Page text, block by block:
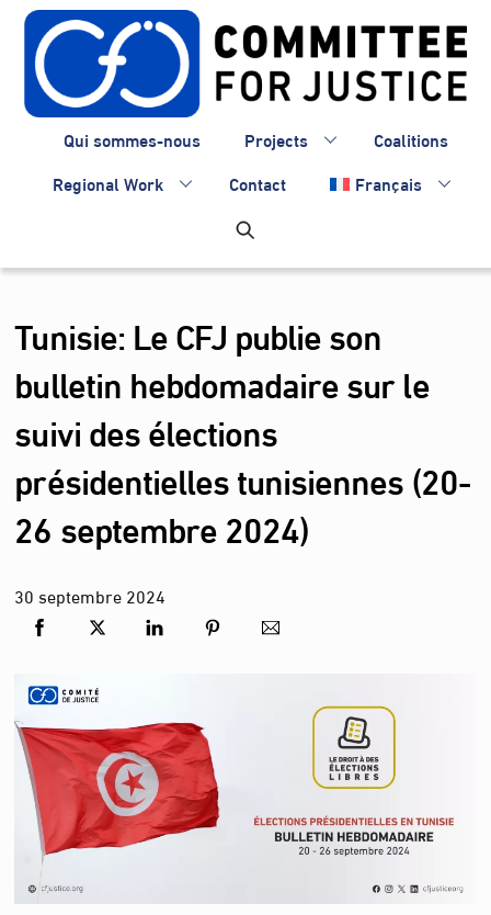
Skip
content
Qui sommes-nous Projects
Coalitions
Regional Work
Contact Français
Tunisie: Le CFJ publie son
bulletin hebdomadaire sur le
suivi des élections
présidentielles tunisiennes (20-
26 septembre 2024)
30 septembre2024